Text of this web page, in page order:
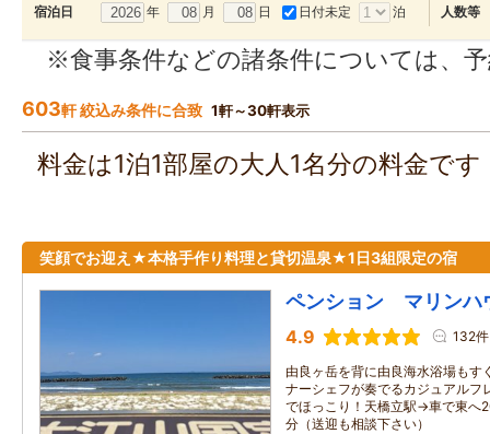
宿泊日 年 月 日 日付未定 泊 人数等
※食事条件などの諸条件については、
603軒 絞込み条件に合致 1軒～30軒表示
料金は1泊1部屋の大人1名分の料金で
笑顔でお迎え★本格手作り料理と貸切温泉★1日3組限定の宿
ペンション マリンハ
4.9 132件
由良ヶ岳を背に由良海水浴場もす
ナーシェフが奏でるカジュアルフ
でほっこり！天橋立駅→車で東へ
分（送迎も相談下さい）